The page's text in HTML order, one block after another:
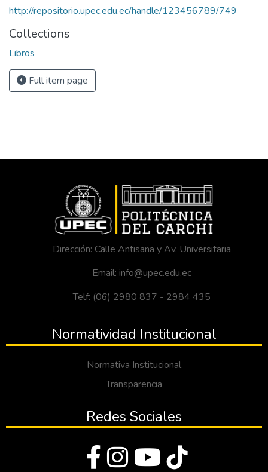
http://repositorio.upec.edu.ec/handle/123456789/749
Collections
Libros
Full item page
Dirección: Calle Antisana y Av. Universitaria
Email: info@upec.edu.ec
Telf: (06) 2980 837 - 2984 435
Normatividad Institucional
Normativa Institucional
Transparencia
Redes Sociales